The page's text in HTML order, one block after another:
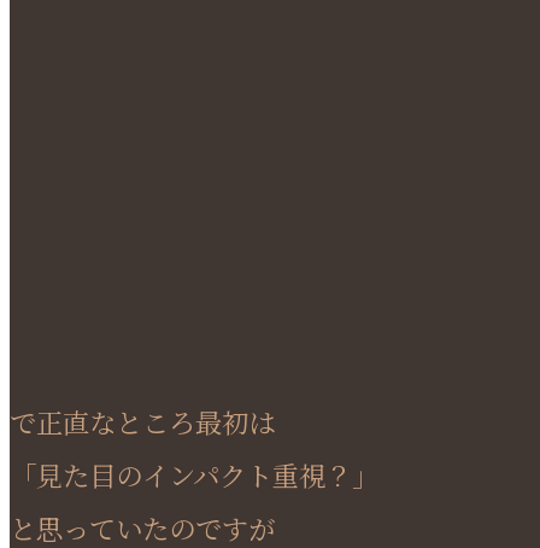
で正直なところ最初は
「見た目のインパクト重視？」
と思っていたのですが